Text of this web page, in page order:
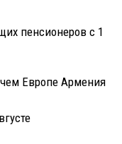
пенсионеров с 1
Европе Армения